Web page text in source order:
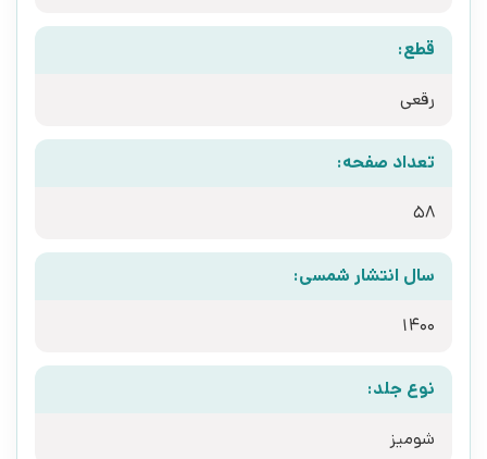
قطع:
رقعی
تعداد صفحه:
58
سال انتشار شمسی:
1400
نوع جلد:
شومیز